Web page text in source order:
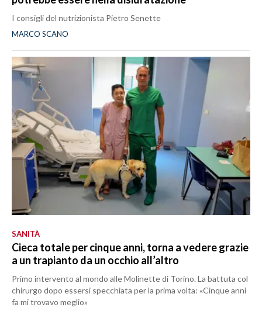
I consigli del nutrizionista Pietro Senette
MARCO SCANO
SANITÀ
Cieca totale per cinque anni, torna a vedere grazie
a un trapianto da un occhio all’altro
Primo intervento al mondo alle Molinette di Torino. La battuta col
chirurgo dopo essersi specchiata per la prima volta: «Cinque anni
fa mi trovavo meglio»